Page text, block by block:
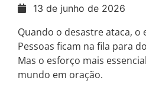
13 de junho de 2026
Quando o desastre ataca,
Pessoas ficam na fila para
Mas o esforço mais
mundo em oração.